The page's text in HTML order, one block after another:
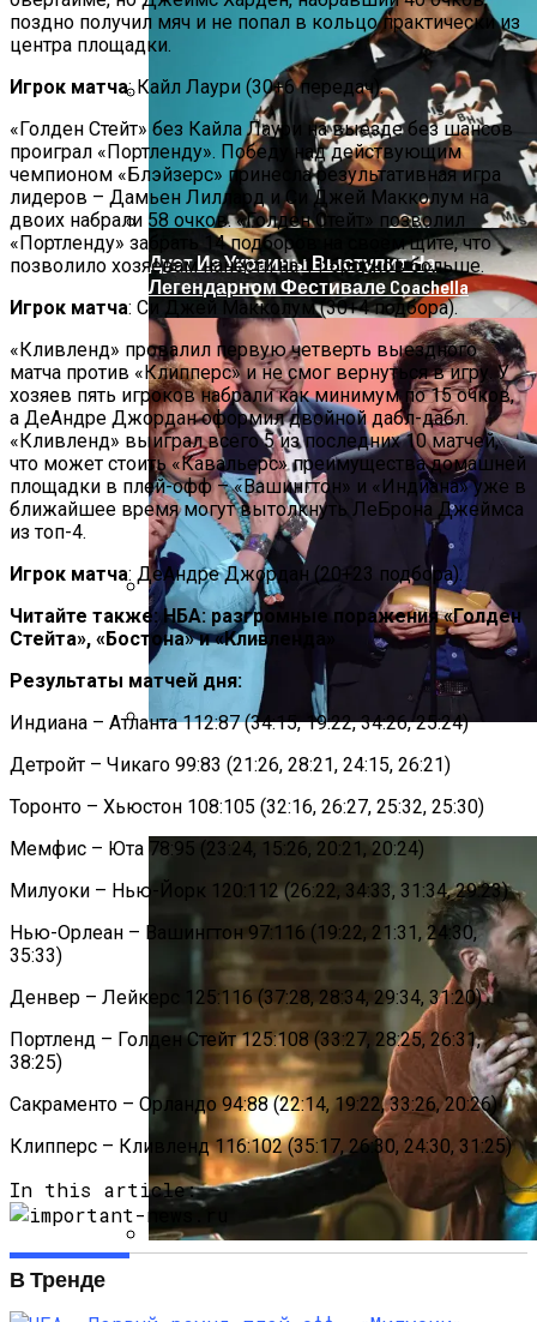
На Донбассе Во Время Тушения
Пожара Погибли Двое Военных
Под Киевом Мотоцикл Влетел В
Легковушку: Двое Погибших
Дуэт Из Украины Выступит На
Легендарном Фестивале Coachella
Тёмная Сторона Детских Шоу: Куда
Пропал Скандальный Создатель
Никелодеона
поздно получил мяч и не попал в кольцо практически из
центра площадки.
Игрок матча: Кайл Лаури (30+6 передач).
«Голден Стейт» без Кайла Лаури на выезде без шансов
проиграл «Портленду». Победу над действующим
чемпионом «Блэйзерс» принесла результативная игра
лидеров – Дамьен Лиллард и Си Джей Макколум на
двоих набрали 58 очков. «Голден Стейт» позволил
«Портленду» забрать 14 подборов на своем щите, что
позволило хозяевам нанести на 11 бросков больше.
Игрок матча: Си Джей Макколум (30+4 подбора).
«Кливленд» провалил первую четверть выездного
матча против «Клипперс» и не смог вернуться в игру. У
хозяев пять игроков набрали как минимум по 15 очков,
а ДеАндре Джордан оформил двойной дабл-дабл.
«Кливленд» выиграл всего 5 из последних 10 матчей,
что может стоить «Кавальерс» преимущества домашней
площадки в плей-офф – «Вашингтон» и «Индиана» уже в
ближайшее время могут вытолкнуть ЛеБрона Джеймса
из топ-4.
Игрок матча: ДеАндре Джордан (20+23 подбора).
Читайте также: НБА: разгромные поражения «Голден
Стейта», «Бостона» и «Кливленда»
Результаты матчей дня:
Индиана – Атланта 112:87 (34:15, 19:22, 34:26, 25:24)
Детройт – Чикаго 99:83 (21:26, 28:21, 24:15, 26:21)
Торонто – Хьюстон 108:105 (32:16, 26:27, 25:32, 25:30)
Мемфис – Юта 78:95 (23:24, 15:26, 20:21, 20:24)
Милуоки – Нью-Йорк 120:112 (26:22, 34:33, 31:34, 29:23)
Нью-Орлеан – Вашингтон 97:116 (19:22, 21:31, 24:30,
35:33)
Денвер – Лейкерс 125:116 (37:28, 28:34, 29:34, 31:20)
Портленд – Голден Стейт 125:108 (33:27, 28:25, 26:31,
38:25)
Сакраменто – Орландо 94:88 (22:14, 19:22, 33:26, 20:26)
Клипперс – Кливленд 116:102 (35:17, 26:30, 24:30, 31:25)
In this article:
В Тренде